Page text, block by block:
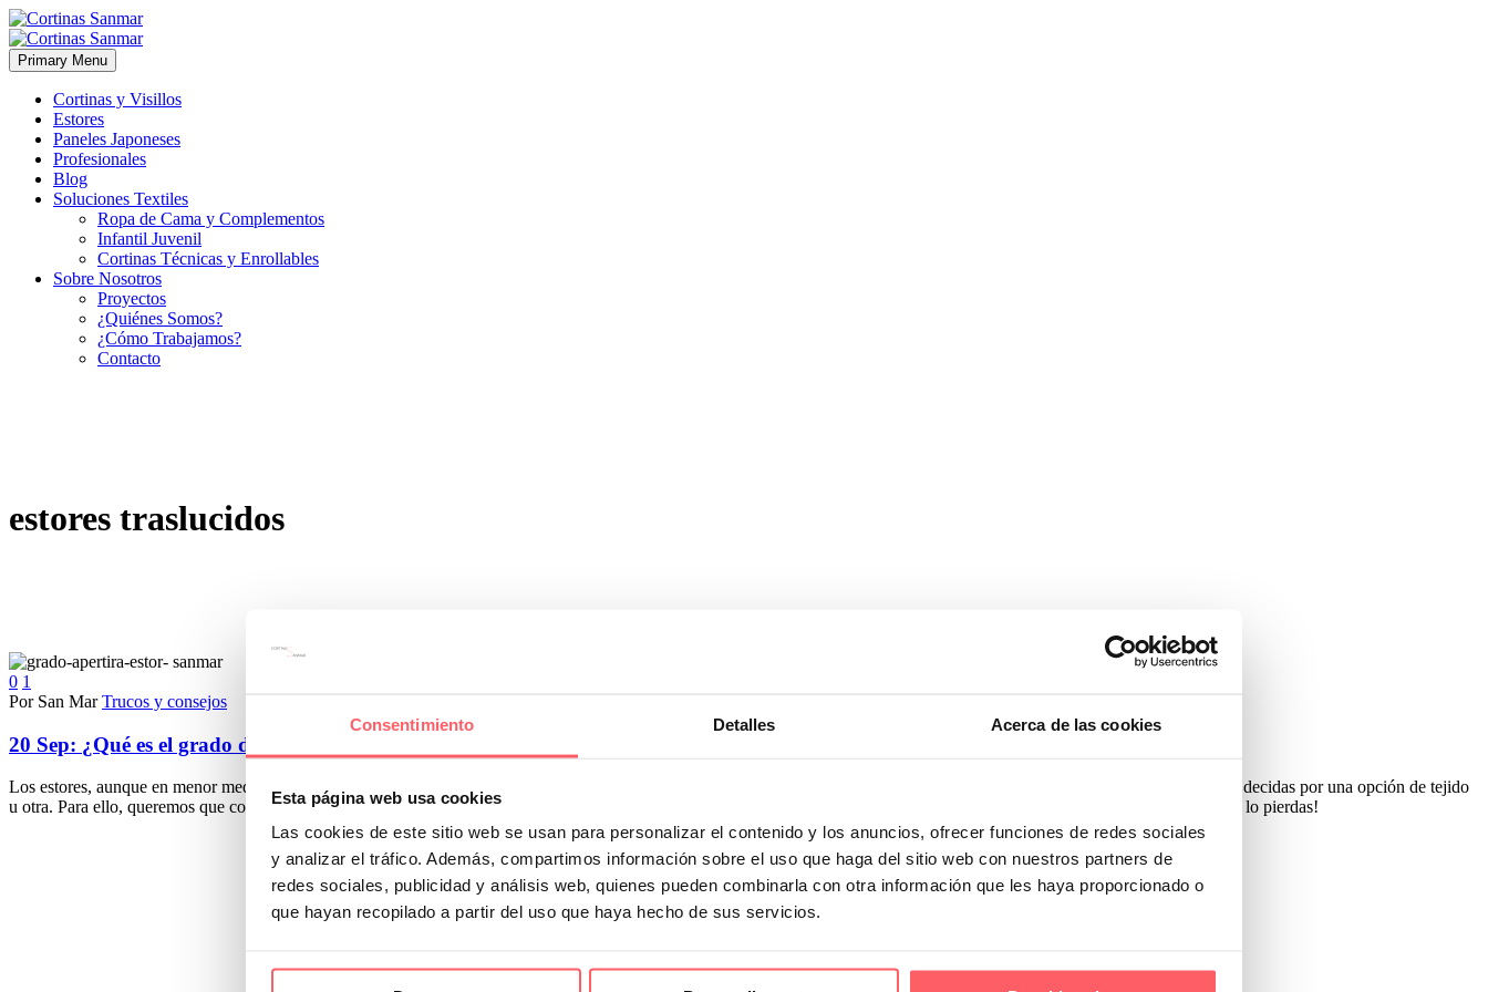
Consentimiento Detalles Acerca de las cookies
Esta página web usa cookies
Las cookies de este sitio web se usan para personalizar el contenido y los anuncios, ofrecer funciones de redes sociales
y analizar el tráfico. Además, compartimos información sobre el uso que haga del sitio web con nuestros partners de
redes sociales, publicidad y análisis web, quienes pueden combinarla con otra información que les haya proporcionado o
que hayan recopilado a partir del uso que haya hecho de sus servicios.
Primary Menu
Cortinas y Visillos
Estores
Paneles Japoneses
Profesionales
Blog
Soluciones Textiles
Ropa de Cama y Complementos
Infantil Juvenil
Cortinas Técnicas y Enrollables
Sobre Nosotros
Proyectos
¿Quiénes Somos?
¿Cómo Trabajamos?
Contacto
estores traslucidos
0 1
Por San Mar Trucos y consejos
20 Sep: ¿Qué es el grado de apertura de un estor enrollable? Descubre la diferencia entre sus tejidos
Los estores, aunque en menor medida que las cortinas, ofrecen diferentes tipos de tejidos que, en función del estilo, la luz y el tamaño de las ventanas de tu vivienda harán que te decidas por una opción de tejido
u otra. Para ello, queremos que conozcas en qué consiste el grado de apertura que posee un estor, y cuál suele ser la diferencia que se busca a la hora de decidirse por uno. ¡No te lo pierdas!